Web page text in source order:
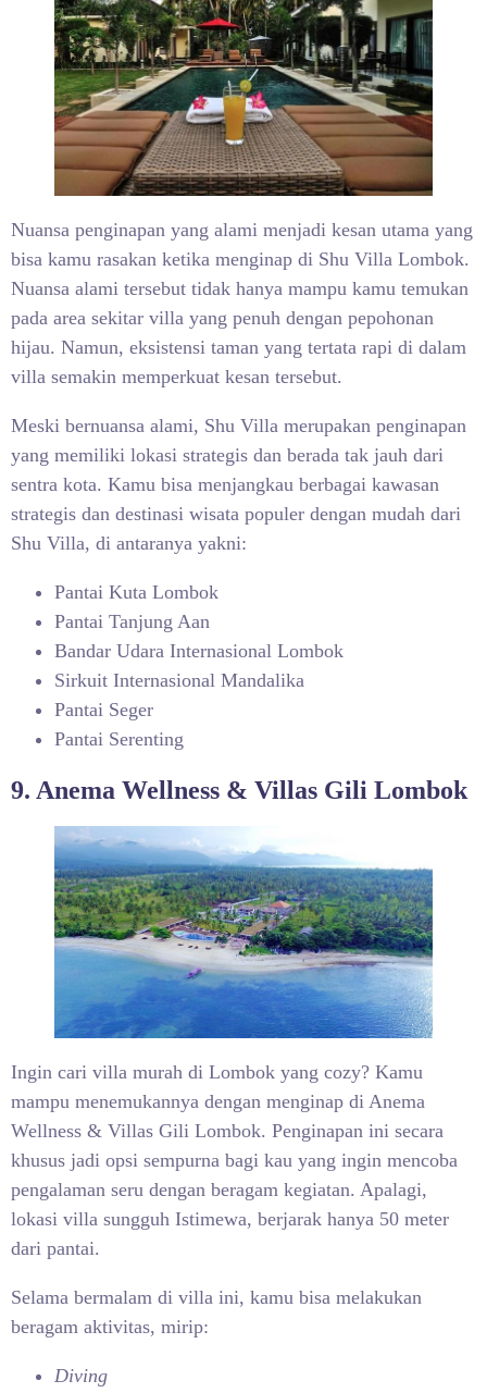
Nuansa penginapan yang alami menjadi kesan utama yang
bisa kamu rasakan ketika menginap di Shu Villa Lombok.
Nuansa alami tersebut tidak hanya mampu kamu temukan
pada area sekitar villa yang penuh dengan pepohonan
hijau. Namun, eksistensi taman yang tertata rapi di dalam
villa semakin memperkuat kesan tersebut.
Meski bernuansa alami, Shu Villa merupakan penginapan
yang memiliki lokasi strategis dan berada tak jauh dari
sentra kota. Kamu bisa menjangkau berbagai kawasan
strategis dan destinasi wisata populer dengan mudah dari
Shu Villa, di antaranya yakni:
Pantai Kuta Lombok
Pantai Tanjung Aan
Bandar Udara Internasional Lombok
Sirkuit Internasional Mandalika
Pantai Seger
Pantai Serenting
9. Anema Wellness & Villas Gili Lombok
Ingin cari villa murah di Lombok yang cozy? Kamu
mampu menemukannya dengan menginap di Anema
Wellness & Villas Gili Lombok. Penginapan ini secara
khusus jadi opsi sempurna bagi kau yang ingin mencoba
pengalaman seru dengan beragam kegiatan. Apalagi,
lokasi villa sungguh Istimewa, berjarak hanya 50 meter
dari pantai.
Selama bermalam di villa ini, kamu bisa melakukan
beragam aktivitas, mirip:
Diving